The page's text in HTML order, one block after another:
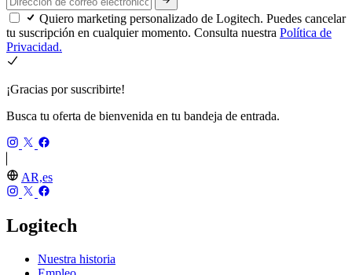
Quiero marketing personalizado de Logitech. Puedes cancelar
tu suscripción en cualquier momento. Consulta nuestra Política de
Privacidad.
¡Gracias por suscribirte!
Busca tu oferta de bienvenida en tu bandeja de entrada.
AR,es
Logitech
Nuestra historia